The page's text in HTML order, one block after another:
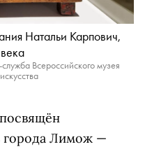
Натальи Карпович,
Всероссийского музея
города Лимож —